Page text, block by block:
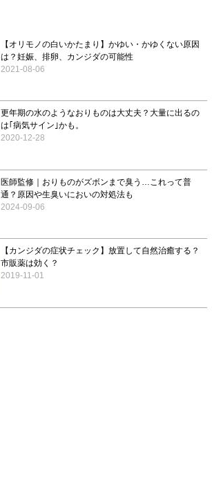
【オリモノの白いかたまり】かゆい・かゆくない原因
は？妊娠、排卵、カンジダの可能性
2021-08-06
更年期の水のようなおりものは大丈夫？大量に出るの
は｢病気サイン｣かも。
2020-12-28
医師監修｜おりものがズボンまで臭う…これって普
通？原因や生臭いにおいの対処法も
2024-09-06
【カンジダの症状チェック】放置して自然治癒する？
市販薬は効く？
2019-11-01